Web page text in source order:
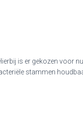
is er gekozen voor
stammen